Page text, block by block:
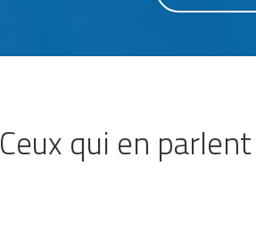
Ceux qui en